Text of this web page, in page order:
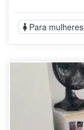
Para mulheres